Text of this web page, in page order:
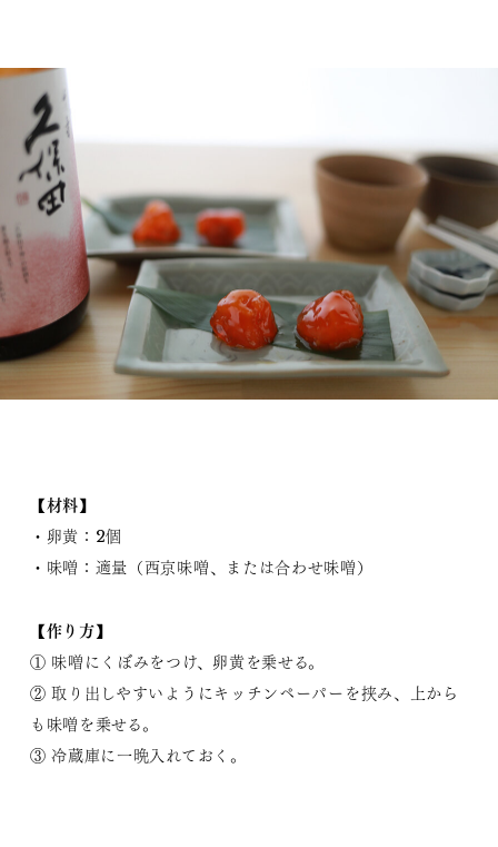
【材料】
・卵黄：2個
・味噌：適量（西京味噌、または合わせ味噌）
【作り方】
① 味噌にくぼみをつけ、卵黄を乗せる。
② 取り出しやすいようにキッチンペーパーを挟み、上から
も味噌を乗せる。
③ 冷蔵庫に一晩入れておく。